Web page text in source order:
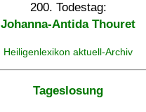
200. Todestag:
Johanna-Antida Thouret
Heiligenlexikon aktuell-Archiv
Tageslosung